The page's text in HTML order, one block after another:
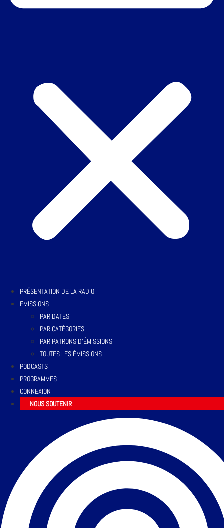
PRÉSENTATION DE LA RADIO
EMISSIONS
PAR DATES
PAR CATÉGORIES
PAR PATRONS D’ÉMISSIONS
TOUTES LES ÉMISSIONS
PODCASTS
PROGRAMMES
CONNEXION
NOUS SOUTENIR